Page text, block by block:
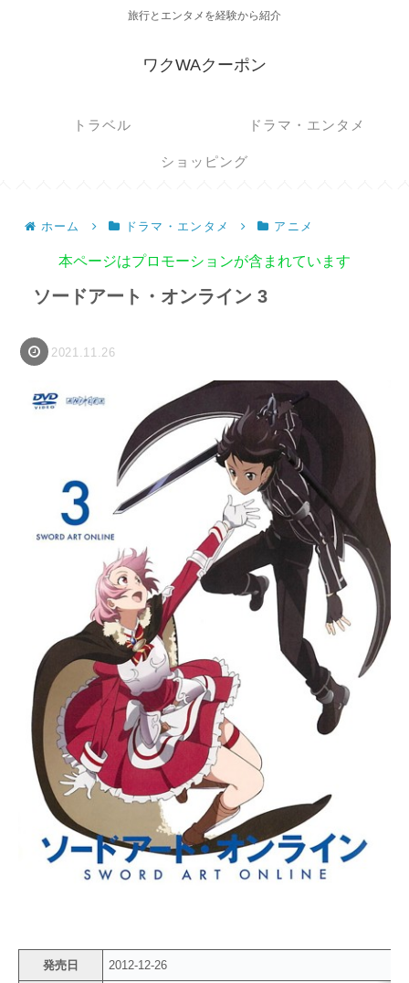
旅行とエンタメを経験から紹介
ワクWAクーポン
トラベル ドラマ・エンタメ
ショッピング
ホーム ドラマ・エンタメ アニメ
本ページはプロモーションが含まれています
ソードアート・オンライン 3
2021.11.26
発売日 2012-12-26